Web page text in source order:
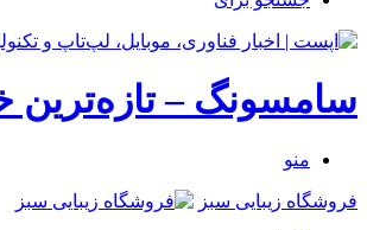
سامسونگ – تازه‌ترین
منو
فروشگاه زیبایی سبز